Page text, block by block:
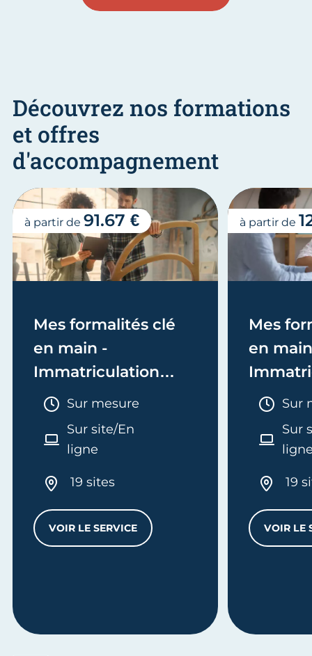
Découvrez nos formations
et offres
d'accompagnement
Mes formalités clé
en main -
Immatriculation
(EI/Micro-entreprise
ou réel)
Durée :
Sur mesure
Sur site/En
ligne
19 sites
VOIR LE SERVICEMES FORMALITÉS CLÉ EN MAIN -
à partir de 91.67 €
Mes
en
Sur
Sur
19
VOIR LE
à partir de